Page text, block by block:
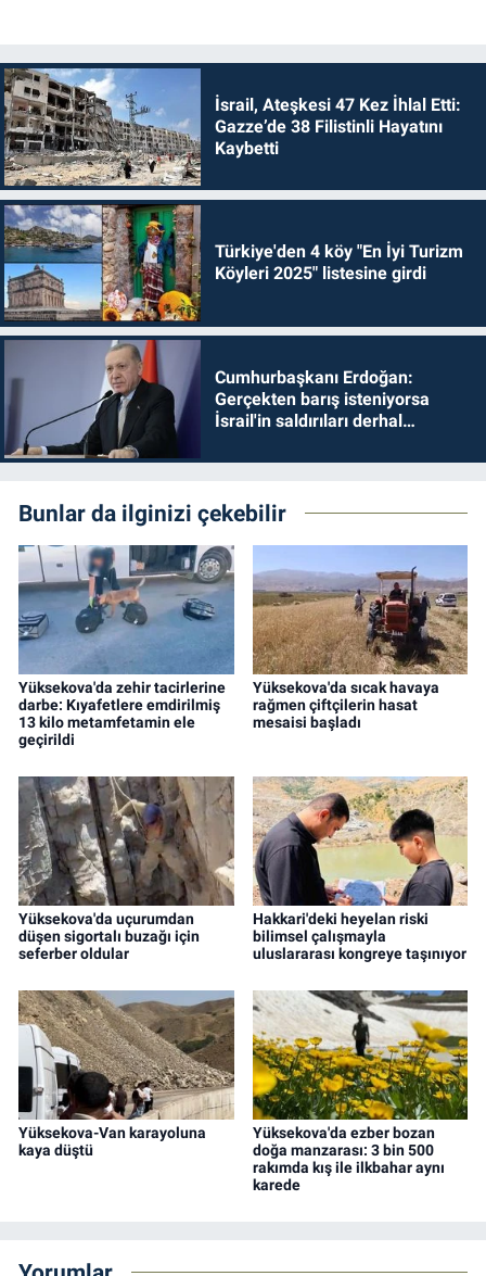
İsrail, Ateşkesi 47 Kez İhlal Etti:
Gazze’de 38 Filistinli Hayatını
Kaybetti
Türkiye'den 4 köy "En İyi Turizm
Köyleri 2025" listesine girdi
Cumhurbaşkanı Erdoğan:
Gerçekten barış isteniyorsa
İsrail'in saldırıları derhal
Bunlar da ilginizi çekebilir
Yüksekova'da zehir tacirlerine
darbe: Kıyafetlere emdirilmiş
13 kilo metamfetamin ele
geçirildi
Yüksekova'da sıcak havaya
rağmen çiftçilerin hasat
mesaisi başladı
Yüksekova'da uçurumdan
düşen sigortalı buzağı için
seferber oldular
Hakkari'deki heyelan riski
bilimsel çalışmayla
uluslararası kongreye taşınıyor
Yüksekova-Van karayoluna
kaya düştü
Yüksekova'da ezber bozan
doğa manzarası: 3 bin 500
rakımda kış ile ilkbahar aynı
karede